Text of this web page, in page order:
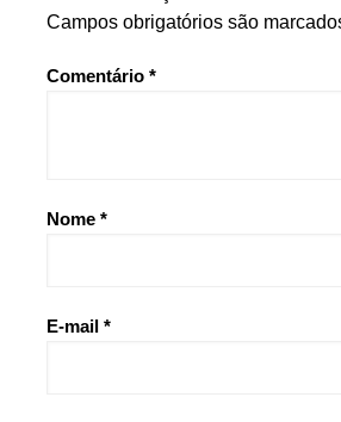
Campos obrigatórios são
Comentário *
Nome *
E-mail *